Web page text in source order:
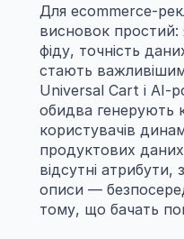
Для ecommerce-
висновок простий:
фіду, точність
стають
Universal Cart і AI-
обидва генерують
користувачів
продуктових
відсутні атрибути,
описи —
тому, що бачать